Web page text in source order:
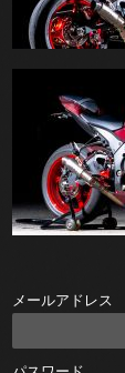
メールアドレス